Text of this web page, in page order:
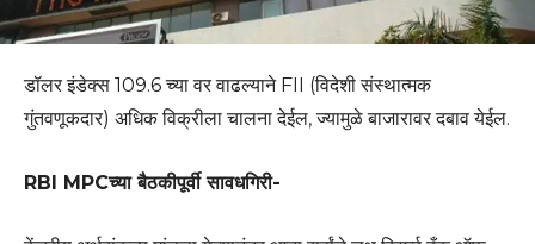
डॉलर इंडेक्स 109.6 च्या वर वाढल्याने FII (विदेशी संस्थात्मक
गुंतवणूकदार) अधिक विक्रीला चालना देईल, ज्यामुळे बाजारावर दबाव येईल.
RBI MPCच्या बैठकीपूर्वी सावधगिरी-